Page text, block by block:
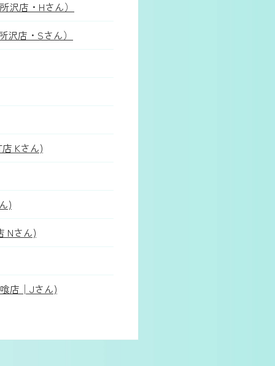
店・Hさん）
店・Sさん）
Kさん)
)
Nさん)
店│Jさん)